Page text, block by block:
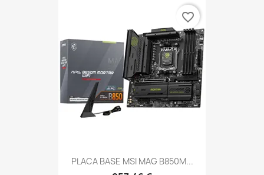
PLACA BASE MSI MAG B850M...
favorite_border